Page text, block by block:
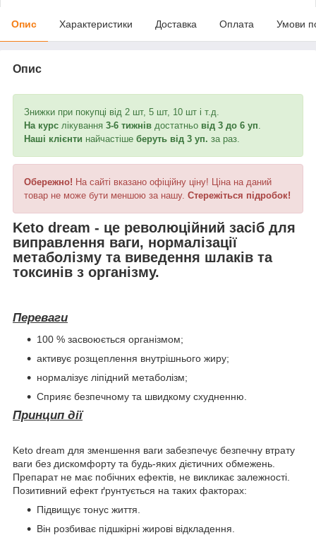
Опис Характеристики Доставка Оплата Умови
Опис
Знижки при покупці від 2 шт, 5 шт, 10 шт і т.д.
На курс лікування 3-6 тижнів достатньо від 3 до 6 уп
Наші клієнти найчастіше беруть від 3 уп. за раз.
Обережно! На сайті вказано офіційну ціну! Ціна на даний
товар не може бути меншою за нашу. Стережіться підробок!
Keto dream - це революційний засіб для
виправлення ваги, нормалізації
метаболізму та виведення шлаків та
токсинів з організму.
Переваги
100 % засвоюється організмом;
активує розщеплення внутрішнього жиру;
нормалізує ліпідний метаболізм;
Сприяє безпечному та швидкому схудненню.
Принцип дії
Keto dream для зменшення ваги забезпечує безпечну втрату
ваги без дискомфорту та будь-яких дієтичних обмежень.
Препарат не має побічних ефектів, не викликає залежності.
Позитивний ефект ґрунтується на таких факторах:
Підвищує тонус життя.
Він розбиває підшкірні жирові відкладення.